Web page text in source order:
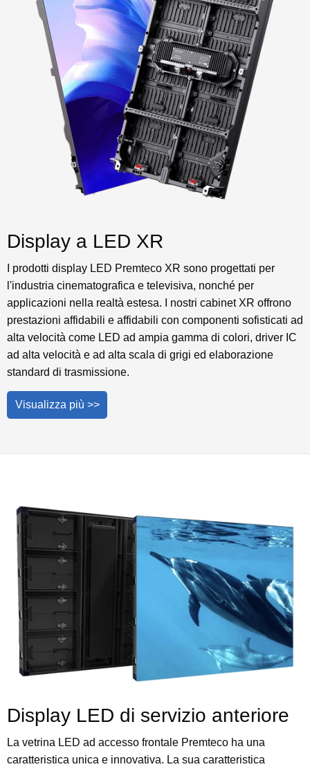
Display a LED XR
I prodotti display LED Premteco XR sono progettati per
l'industria cinematografica e televisiva, nonché per
applicazioni nella realtà estesa. I nostri cabinet XR offrono
prestazioni affidabili e affidabili con componenti sofisticati ad
alta velocità come LED ad ampia gamma di colori, driver IC
ad alta velocità e ad alta scala di grigi ed elaborazione
standard di trasmissione.
Visualizza più >>
Display LED di servizio anteriore
La vetrina LED ad accesso frontale Premteco ha una
caratteristica unica e innovativa. La sua caratteristica